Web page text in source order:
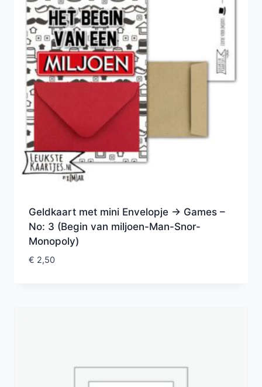
Geldkaart met mini Envelopje -> Games –
No: 3 (Begin van miljoen-Man-Snor-
Monopoly)
€ 2,50